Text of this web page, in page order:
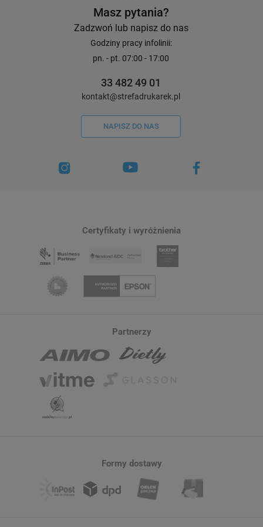
Masz pytania?
Zadzwoń lub napisz do nas
Godziny pracy infolinii:
pn. - pt. 07:00 - 17:00
33 482 49 01
kontakt@strefadrukarek.pl
NAPISZ DO NAS
Certyfikaty i wyróżnienia
Partnerzy
Formy dostawy